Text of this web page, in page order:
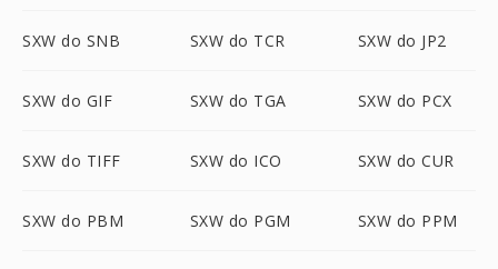
SXW do SNB SXW do TCR SXW do JP2
SXW do GIF SXW do TGA SXW do PCX
SXW do TIFF SXW do ICO SXW do CUR
SXW do PBM SXW do PGM SXW do PPM